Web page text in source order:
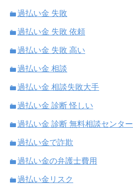
過払い金 失敗
過払い金 失敗 依頼
過払い金 失敗 高い
過払い金 相談
過払い金 相談失敗大手
過払い金 診断 怪しい
過払い金 診断 無料相談センター
過払い金で詐欺
過払い金の弁護士費用
過払い金リスク